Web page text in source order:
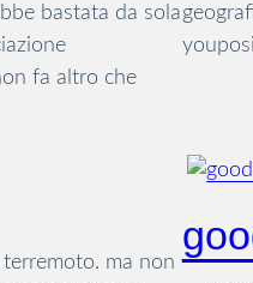
bastata da sola
fa altro che
ma non